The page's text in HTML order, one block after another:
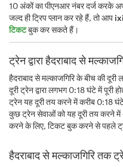
10 अंकों का पीएनआर नंबर दर्ज करके
जल्द ही ट्रिप प्लान कर रहे हैं, तो आप
टिकटबुक कर सकते हैं।
ट्रेन द्वारा हैदराबाद से
हैदराबाद से मल्काजगिरि के बीच की
दूरी ट्रेन द्वारा लगभग 0:18 घंटे में
ट्रेन यह दूरी तय करने में करीब 0:18
कुछ ट्रेन सेवाओं को यह दूरी तय करने
करने के लिए, टिकट बुक करने से पहले
हैदराबाद से मल्काजगिरि तक